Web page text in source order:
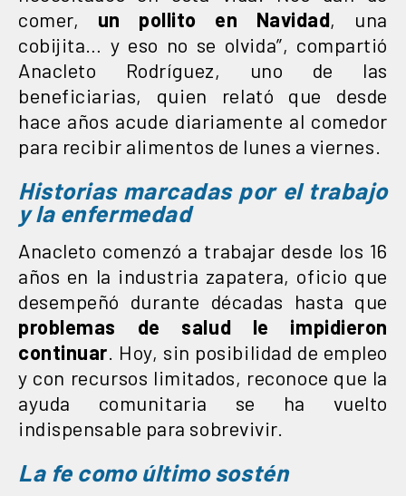
comer, un pollito en Navidad, una
cobijita… y eso no se olvida”, compartió
Anacleto Rodríguez, uno de las
beneficiarias, quien relató que desde
hace años acude diariamente al comedor
para recibir alimentos de lunes a viernes.
Historias marcadas por el trabajo
y la enfermedad
Anacleto comenzó a trabajar desde los 16
años en la industria zapatera, oficio que
desempeñó durante décadas hasta que
problemas de salud le impidieron
continuar . Hoy, sin posibilidad de empleo
y con recursos limitados, reconoce que la
ayuda comunitaria se ha vuelto
indispensable para sobrevivir.
La fe como último sostén